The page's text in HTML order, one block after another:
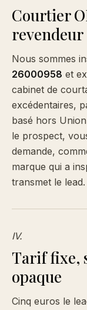
Courtier
revendeur
Nous sommes
26000958 et
cabinet de
excédentaires,
basé hors
le prospect,
demande,
marque qui a
transmet le lead.
IV.
Tarif fixe,
opaque
Cinq euros le